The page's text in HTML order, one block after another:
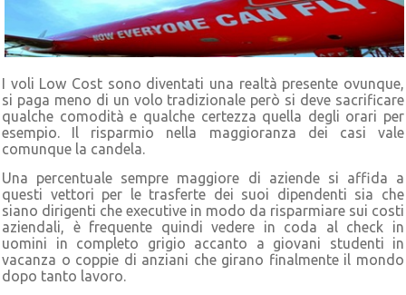
I voli Low Cost sono diventati una realtà presente ovunque,
si paga meno di un volo tradizionale però si deve sacrificare
qualche comodità e qualche certezza quella degli orari per
esempio. Il risparmio nella maggioranza dei casi vale
comunque la candela.
Una percentuale sempre maggiore di aziende si affida a
questi vettori per le trasferte dei suoi dipendenti sia che
siano dirigenti che executive in modo da risparmiare sui costi
aziendali, è frequente quindi vedere in coda al check in
uomini in completo grigio accanto a giovani studenti in
vacanza o coppie di anziani che girano finalmente il mondo
dopo tanto lavoro.